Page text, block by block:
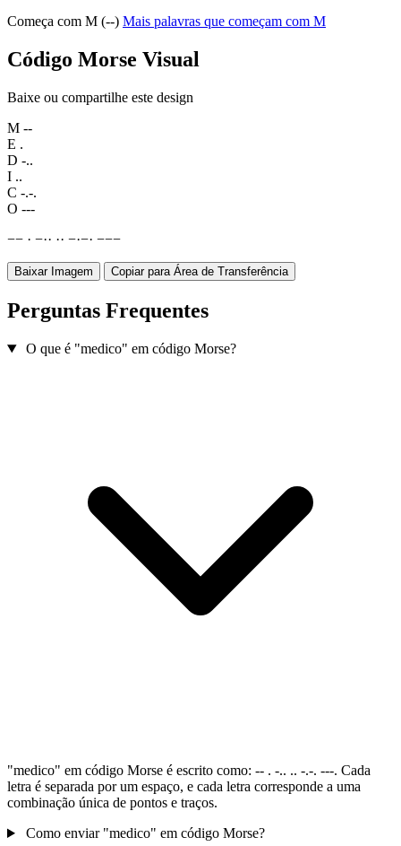
Começa com M (--) Mais palavras que começam com M
Código Morse Visual
Baixe ou compartilhe este design
M --
E .
D -..
I ..
C -.-.
O ---
−− · −·· ·· −·−· −−−
Baixar Imagem Copiar para Área de Transferência
Perguntas Frequentes
O que é "medico" em código Morse?
"medico" em código Morse é escrito como: -- . -.. .. -.-. ---. Cada
letra é separada por um espaço, e cada letra corresponde a uma
combinação única de pontos e traços.
Como enviar "medico" em código Morse?